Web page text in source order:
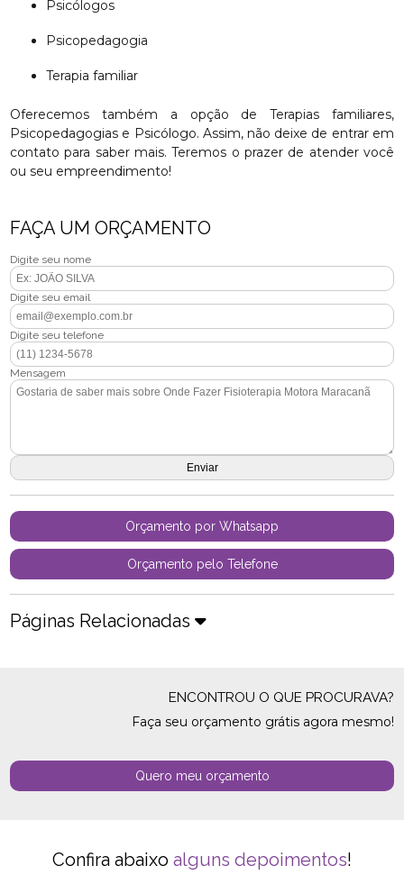
Psicólogos
Psicopedagogia
Terapia familiar
Oferecemos também a opção de Terapias familiares,
Psicopedagogias e Psicólogo. Assim, não deixe de entrar em
contato para saber mais. Teremos o prazer de atender você
ou seu empreendimento!
FAÇA UM ORÇAMENTO
Digite seu nome
Digite seu email
Digite seu telefone
Mensagem
Orçamento por Whatsapp
Orçamento pelo Telefone
Páginas Relacionadas
ENCONTROU O QUE PROCURAVA?
Faça seu orçamento grátis agora mesmo!
Quero meu orçamento
Confira abaixo alguns depoimentos!